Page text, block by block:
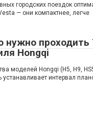
городских поездок
— они компактнее, легче
нужно
Hongqi
моделей Hongqi (H5, H9,
устанавливает интервал